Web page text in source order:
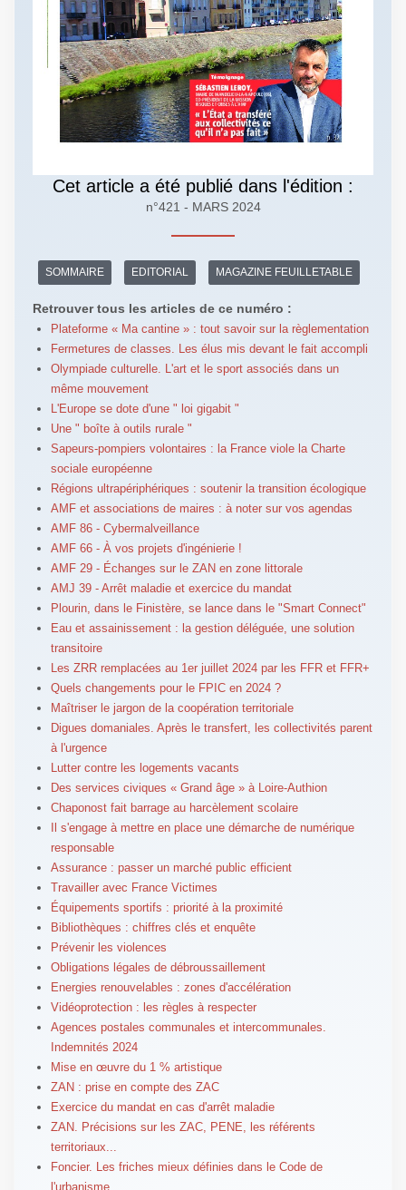
Cet article a été publié dans l'édition :
n°421 - MARS 2024
SOMMAIRE EDITORIAL MAGAZINE FEUILLETABLE
Retrouver tous les articles de ce numéro :
Plateforme « Ma cantine » : tout savoir sur la règlementation
Fermetures de classes. Les élus mis devant le fait accompli
Olympiade culturelle. L'art et le sport associés dans un
même mouvement
L'Europe se dote d'une " loi gigabit "
Une " boîte à outils rurale "
Sapeurs-pompiers volontaires : la France viole la Charte
sociale européenne
Régions ultrapériphériques : soutenir la transition écologique
AMF et associations de maires : à noter sur vos agendas
AMF 86 - Cybermalveillance
AMF 66 - À vos projets d'ingénierie !
AMF 29 - Échanges sur le ZAN en zone littorale
AMJ 39 - Arrêt maladie et exercice du mandat
Plourin, dans le Finistère, se lance dans le "Smart Connect"
Eau et assainissement : la gestion déléguée, une solution
transitoire
Les ZRR remplacées au 1er juillet 2024 par les FFR et FFR+
Quels changements pour le FPIC en 2024 ?
Maîtriser le jargon de la coopération territoriale
Digues domaniales. Après le transfert, les collectivités parent
à l'urgence
Lutter contre les logements vacants
Des services civiques « Grand âge » à Loire-Authion
Chaponost fait barrage au harcèlement scolaire
Il s'engage à mettre en place une démarche de numérique
responsable
Assurance : passer un marché public efficient
Travailler avec France Victimes
Équipements sportifs : priorité à la proximité
Bibliothèques : chiffres clés et enquête
Prévenir les violences
Obligations légales de débroussaillement
Energies renouvelables : zones d'accélération
Vidéoprotection : les règles à respecter
Agences postales communales et intercommunales.
Indemnités 2024
Mise en œuvre du 1 % artistique
ZAN : prise en compte des ZAC
Exercice du mandat en cas d'arrêt maladie
ZAN. Précisions sur les ZAC, PENE, les référents
territoriaux...
Foncier. Les friches mieux définies dans le Code de
l'urbanisme